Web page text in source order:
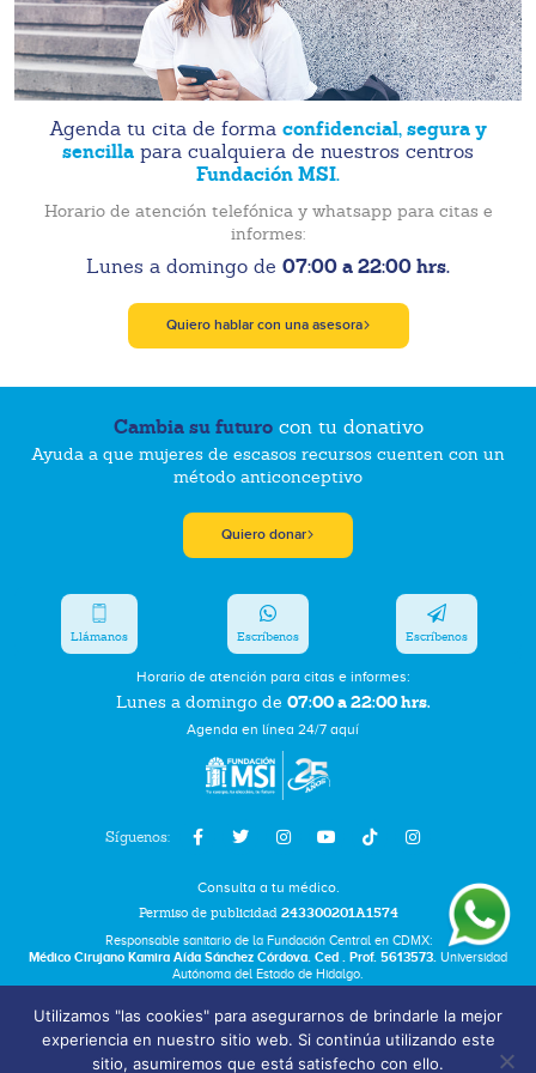
Agenda tu cita de forma confidencial, segura y
sencilla para cualquiera de nuestros centros
Fundación MSI.
Horario de atención telefónica y whatsapp para citas e
informes:
Lunes a domingo de 07:00 a 22:00 hrs.
Quiero hablar con una asesora
Cambia su futurocon tu donativo
Ayuda a que mujeres de escasos recursos cuenten con un
método anticonceptivo
Quiero donar
Síguenos:
Horario de atención para citas e informes:
Lunes a domingo de 07:00 a 22:00 hrs.
Agenda en línea 24/7 aquí
Llámanos Escríbenos Escríbenos
Consulta a tu médico.
Permiso de publicidad 243300201A1574
Responsable sanitario de la Fundación Central en CDMX:
Médico Cirujano Kamira Aída Sánchez Córdova. Ced . Prof. 5613573. Universidad
Autónoma del Estado de Hidalgo.
Términos y Condiciones
Bolsa de Trabajo
Utilizamos "las cookies" para asegurarnos de brindarle la mejor
experiencia en nuestro sitio web. Si continúa utilizando este
sitio, asumiremos que está satisfecho con ello.